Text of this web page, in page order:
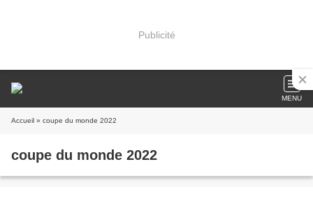
Publicité
MENU
Accueil » coupe du monde 2022
coupe du monde 2022